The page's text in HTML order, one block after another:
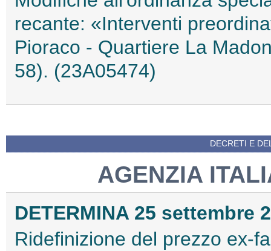
recante: «Interventi
Pioraco - Quartiere La
58). (23A05474)
DECRETI E
AGENZIA
DETERMINA 25 settembre
Ridefinizione del prezzo ex-